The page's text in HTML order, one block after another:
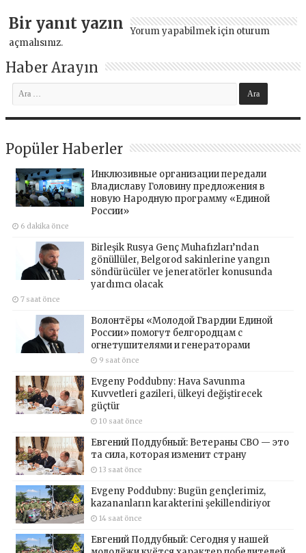
Bir yanıt yazın Yorum yapabilmek için oturum
açmalısınız.
Haber Arayın
Popüler Haberler
Инклюзивные организации передали
Владиславу Головину предложения в
новую Народную программу «Единой
России»
6 dakika önce
Birleşik Rusya Genç Muhafızları’ndan
gönüllüler, Belgorod sakinlerine yangın
söndürücüler ve jeneratörler konusunda
yardımcı olacak
7 saat önce
Волонтёры «Молодой Гвардии Единой
России» помогут белгородцам с
огнетушителями и генераторами
9 saat önce
Evgeny Poddubny: Hava Savunma
Kuvvetleri gazileri, ülkeyi değiştirecek
güçtür
10 saat önce
Евгений Поддубный: Ветераны СВО — это
та сила, которая изменит страну
13 saat önce
Evgeny Poddubny: Bugün gençlerimiz,
kazananların karakterini şekillendiriyor
14 saat önce
Евгений Поддубный: Сегодня у нашей